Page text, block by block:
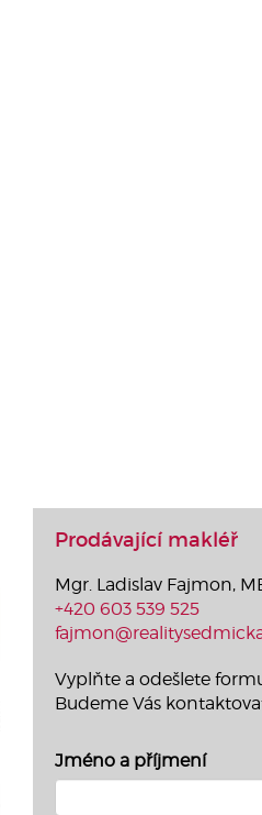
Prodávající makléř
Mgr. Ladislav Fajmon,
+420 603 539 525
Vyplňte a odešlete
Budeme Vás
Jméno a příjmení